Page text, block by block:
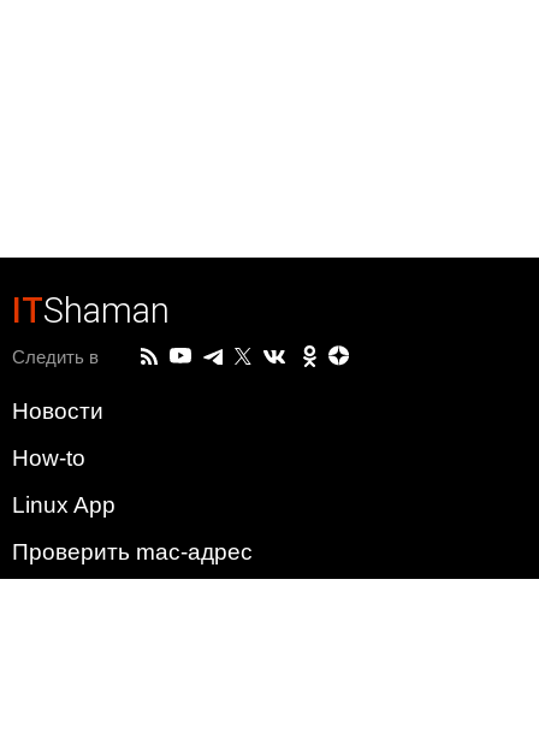
ITShaman
Следить в
Новости
How-to
Linux App
Проверить mac-адрес